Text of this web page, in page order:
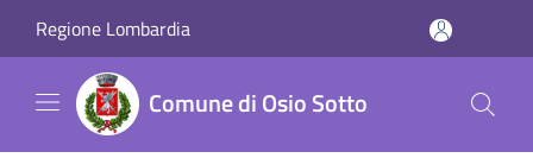
Regione Lombardia
Comune di Osio Sotto